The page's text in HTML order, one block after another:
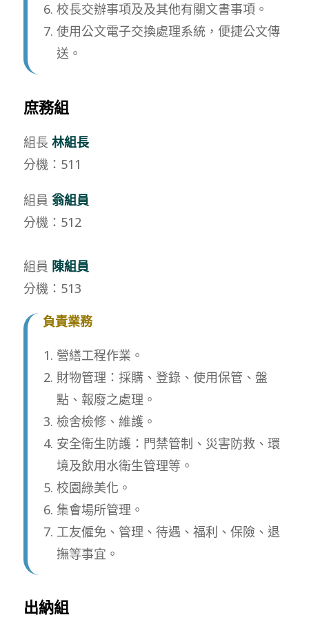
校長交辦事項及及其他有關文書事項。
使用公文電子交換處理系統，便捷公文傳
送。
庶務組
組長 林組長
分機：511
組員 翁組員
分機：512
組員 陳組員
分機：513
負責業務
營繕工程作業。
財物管理：採購、登錄、使用保管、盤
點、報廢之處理。
檢舍檢修、維護。
安全衛生防護：門禁管制、災害防救、環
境及飲用水衛生管理等。
校園綠美化。
集會場所管理。
工友僱免、管理、待遇、福利、保險、退
撫等事宜。
出納組